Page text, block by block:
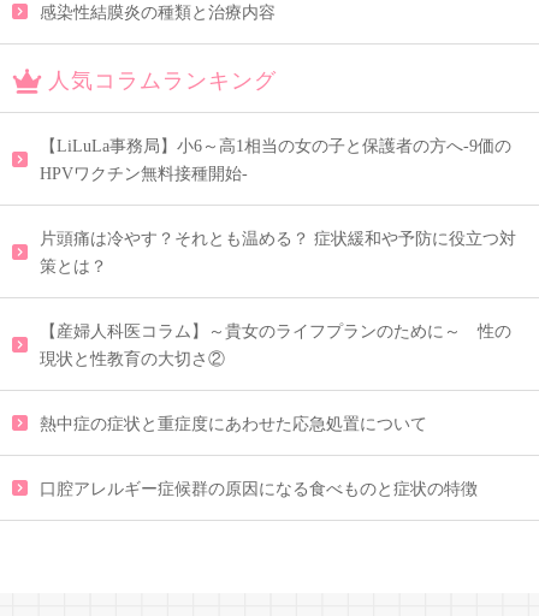
感染性結膜炎の種類と治療内容
人気コラムランキング
【LiLuLa事務局】小6～高1相当の女の子と保護者の方へ-9価の
HPVワクチン無料接種開始-
片頭痛は冷やす？それとも温める？ 症状緩和や予防に役立つ対
策とは？
【産婦人科医コラム】～貴女のライフプランのために～ 性の
現状と性教育の大切さ②
熱中症の症状と重症度にあわせた応急処置について
口腔アレルギー症候群の原因になる食べものと症状の特徴